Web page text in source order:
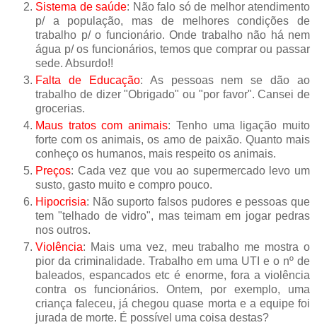
Sistema de saúde: Não falo só de melhor atendimento
p/ a população, mas de melhores condições de
trabalho p/ o funcionário. Onde trabalho não há nem
água p/ os funcionários, temos que comprar ou passar
sede. Absurdo!!
Falta de Educação: As pessoas nem se dão ao
trabalho de dizer "Obrigado" ou "por favor". Cansei de
grocerias.
Maus tratos com animais: Tenho uma ligação muito
forte com os animais, os amo de paixão. Quanto mais
conheço os humanos, mais respeito os animais.
Preços: Cada vez que vou ao supermercado levo um
susto, gasto muito e compro pouco.
Hipocrisia: Não suporto falsos pudores e pessoas que
tem "telhado de vidro", mas teimam em jogar pedras
nos outros.
Violência: Mais uma vez, meu trabalho me mostra o
pior da criminalidade. Trabalho em uma UTI e o nº de
baleados, espancados etc é enorme, fora a violência
contra os funcionários. Ontem, por exemplo, uma
criança faleceu, já chegou quase morta e a equipe foi
jurada de morte. É possível uma coisa destas?